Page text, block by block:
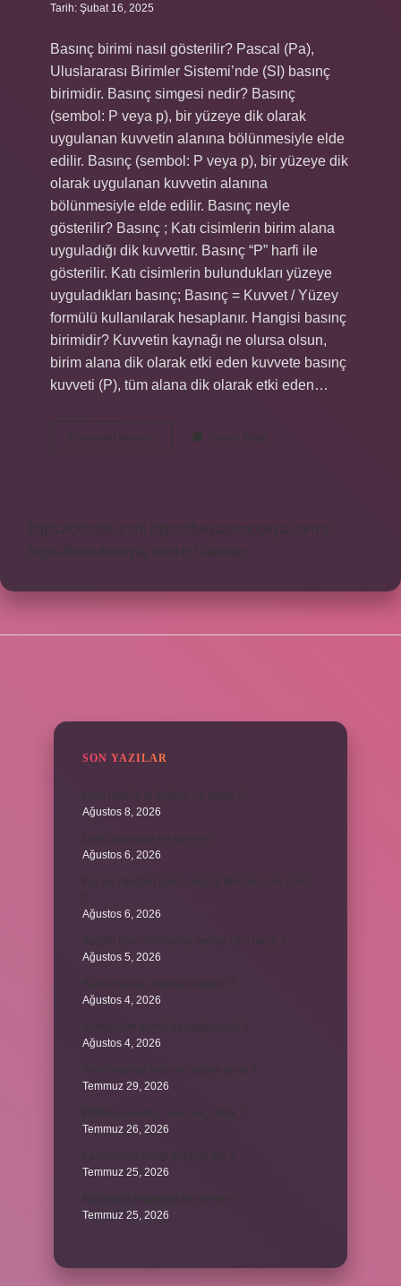
Tarih: Şubat 16, 2025
Basınç birimi nasıl gösterilir? Pascal (Pa),
Uluslararası Birimler Sistemi’nde (SI) basınç
birimidir. Basınç simgesi nedir? Basınç
(sembol: P veya p), bir yüzeye dik olarak
uygulanan kuvvetin alanına bölünmesiyle elde
edilir. Basınç (sembol: P veya p), bir yüzeye dik
olarak uygulanan kuvvetin alanına
bölünmesiyle elde edilir. Basınç neyle
gösterilir? Basınç ; Katı cisimlerin birim alana
uyguladığı dik kuvvettir. Basınç “P” harfi ile
gösterilir. Katı cisimlerin bulundukları yüzeye
uyguladıkları basınç; Basınç = Kuvvet / Yüzey
formülü kullanılarak hesaplanır. Hangisi basınç
birimidir? Kuvvetin kaynağı ne olursa olsun,
birim alana dik olarak etki eden kuvvete basınç
kuvveti (P), tüm alana dik olarak etki eden…
Devamını okuyun
Birimi
Yorum Bırak
https://obirsite.com
https://beysanmobilya.com.tr
https://bastdebriyaj.com.tr
Sitemap
SON YAZILAR
Ağustos 8, 2026
Ağustos 6, 2026
Ağustos 6, 2026
Ağustos 5, 2026
Ağustos 4, 2026
Ağustos 4, 2026
Temmuz 29, 2026
Temmuz 26, 2026
Temmuz 25, 2026
Temmuz 25, 2026